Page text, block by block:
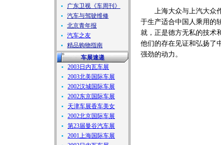
广东卫视《车周刊》
汽车与驾驶维修
北京青年报
汽车之友
精品购物指南
车展速递
2003日内瓦车展
2003北美国际车展
2002汉城国际车展
2002东京国际车展
天津车展香车美女
2002北京国际车展
第23届曼谷汽车展
2001上海国际车展
上海大众与上汽大众作
于生产适合中国人乘用的
就，正是德方无私的技术
他们的存在见证和弘扬了
强劲的动力。